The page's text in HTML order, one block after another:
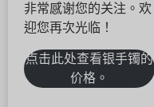
非常感谢您的关注。欢
迎您再次光临！
点击此处查看银手镯的
价格。